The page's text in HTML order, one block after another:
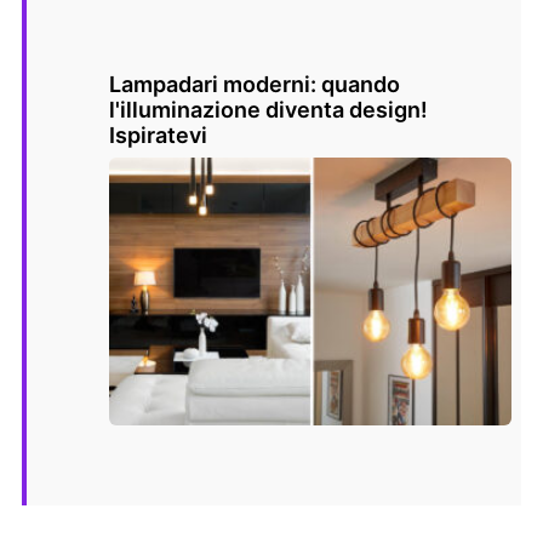
Lampadari moderni: quando
l'illuminazione diventa design!
Ispiratevi